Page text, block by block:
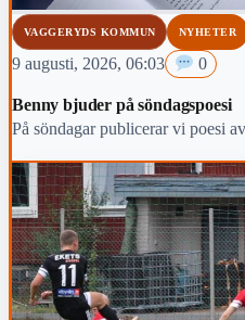
VAGGERYDS KOMMUN NYHETER
9 augusti, 2026, 06:03 0
Benny bjuder på söndagspoesi
På söndagar publicerar vi poesi